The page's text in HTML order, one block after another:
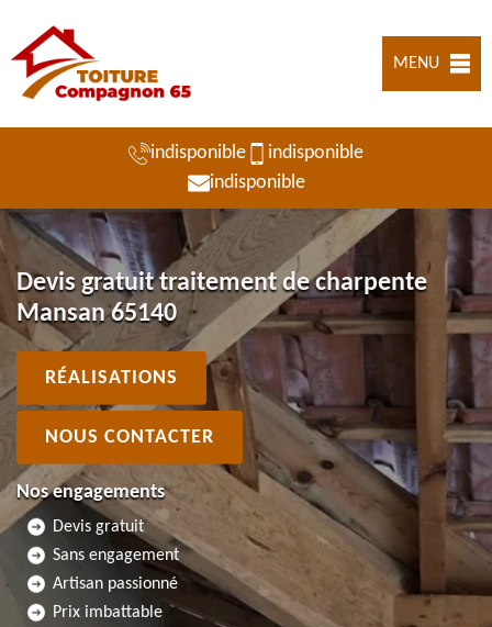
MENU
indisponible
indisponible
indisponible
Devis gratuit traitement de charpente
Mansan 65140
RÉALISATIONS
NOUS CONTACTER
Nos engagements
Devis gratuit
Sans engagement
Artisan passionné
Prix imbattable